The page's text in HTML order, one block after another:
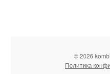
© 2026
Политика